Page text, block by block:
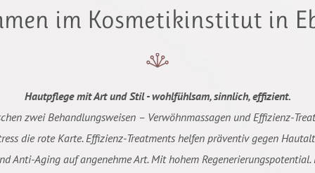
im Kosmetikinstitut in
Hautpflege mit Art und Stil - wohlfühlsam, sinnlich, effizient.
zwei Behandlungsweisen – Verwöhnmassagen und Effizienz-
die rote Karte. Effizienz-Treatments helfen präventiv gegen
Anti-Aging auf angenehme Art. Mit hohem